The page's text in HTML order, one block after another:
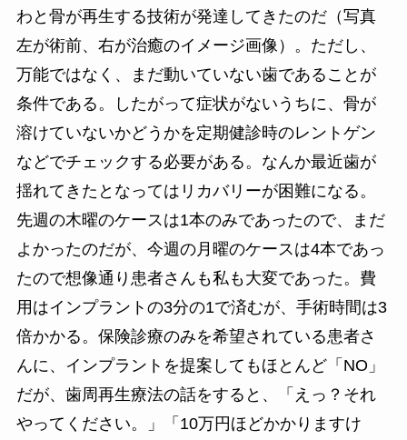
わと骨が再生する技術が発達してきたのだ（写真
左が術前、右が治癒のイメージ画像）。ただし、
万能ではなく、まだ動いていない歯であることが
条件である。したがって症状がないうちに、骨が
溶けていないかどうかを定期健診時のレントゲン
などでチェックする必要がある。なんか最近歯が
揺れてきたとなってはリカバリーが困難になる。
先週の木曜のケースは1本のみであったので、まだ
よかったのだが、今週の月曜のケースは4本であっ
たので想像通り患者さんも私も大変であった。費
用はインプラントの3分の1で済むが、手術時間は3
倍かかる。保険診療のみを希望されている患者さ
んに、インプラントを提案してもほとんど「NO」
だが、歯周再生療法の話をすると、「えっ？それ
やってください。」「10万円ほどかかりますけ